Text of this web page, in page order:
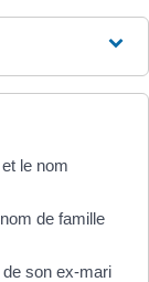
le nom
de famille
son ex-mari